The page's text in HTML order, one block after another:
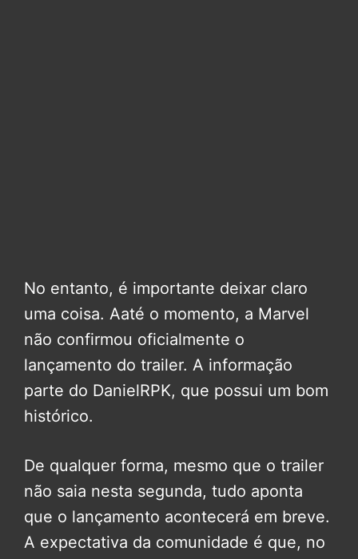
No entanto, é importante deixar claro
uma coisa. Aaté o momento, a Marvel
não confirmou oficialmente o
lançamento do trailer. A informação
parte do DanielRPK, que possui um bom
histórico.
De qualquer forma, mesmo que o trailer
não saia nesta segunda, tudo aponta
que o lançamento acontecerá em breve.
A expectativa da comunidade é que, no